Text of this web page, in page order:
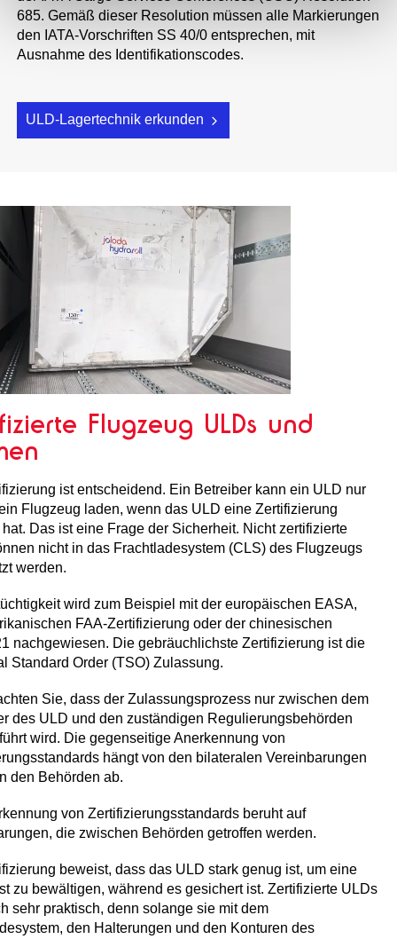
685. Gemäß dieser Resolution müssen alle Markierungen
den IATA-Vorschriften SS 40/0 entsprechen, mit
Ausnahme des Identifikationscodes.
ULD-Lagertechnik erkunden
Flugzeug ULDs und
ist entscheidend. Ein Betreiber kann ein ULD nur
Flugzeug laden, wenn das ULD eine Zertifizierung
Das ist eine Frage der Sicherheit. Nicht zertifizierte
nicht in das Frachtladesystem (CLS) des Flugzeugs
werden.
wird zum Beispiel mit der europäischen EASA,
FAA-Zertifizierung oder der chinesischen
nachgewiesen. Die gebräuchlichste Zertifizierung ist die
Standard Order (TSO) Zulassung.
Sie, dass der Zulassungsprozess nur zwischen dem
des ULD und den zuständigen Regulierungsbehörden
wird. Die gegenseitige Anerkennung von
hängt von den bilateralen Vereinbarungen
den Behörden ab.
von Zertifizierungsstandards beruht auf
die zwischen Behörden getroffen werden.
beweist, dass das ULD stark genug ist, um eine
zu bewältigen, während es gesichert ist. Zertifizierte ULDs
sehr praktisch, denn solange sie mit dem
den Halterungen und den Konturen des